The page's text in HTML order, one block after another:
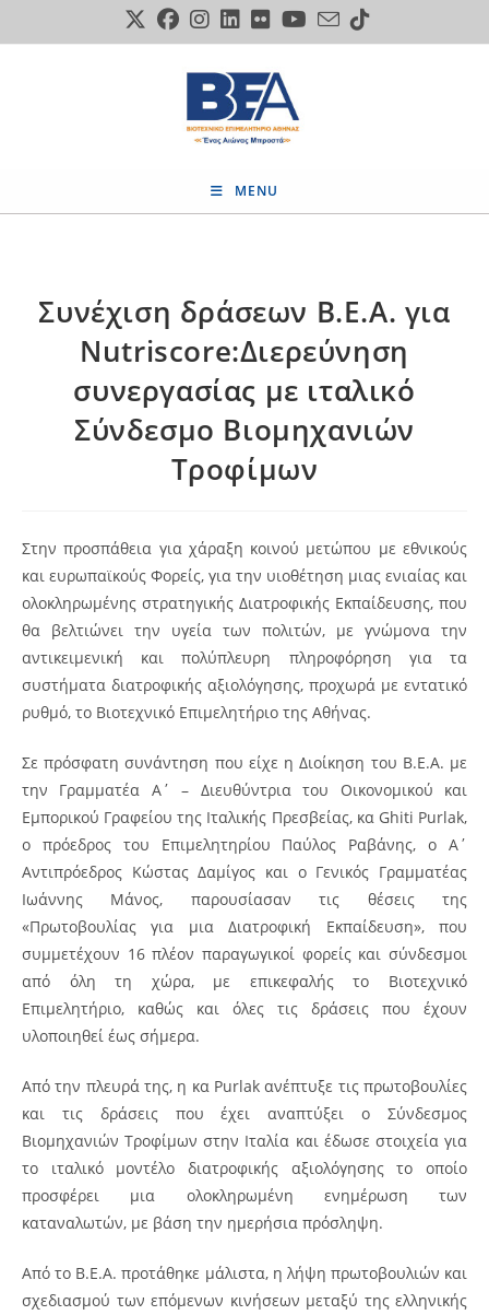
to
MENU
Συνέχιση δράσεων Β.Ε.Α. για
Nutriscore:Διερεύνηση
συνεργασίας με ιταλικό
Σύνδεσμο Βιομηχανιών
Τροφίμων
Στην προσπάθεια για χάραξη κοινού μετώπου με εθνικούς
και ευρωπαϊκούς Φορείς, για την υιοθέτηση μιας ενιαίας και
ολοκληρωμένης στρατηγικής Διατροφικής Εκπαίδευσης, που
θα βελτιώνει την υγεία των πολιτών, με γνώμονα την
αντικειμενική και πολύπλευρη πληροφόρηση για τα
συστήματα διατροφικής αξιολόγησης, προχωρά με εντατικό
ρυθμό, το Βιοτεχνικό Επιμελητήριο της Αθήνας.
Σε πρόσφατη συνάντηση που είχε η Διοίκηση του Β.Ε.Α. με
την Γραμματέα Α΄ – Διευθύντρια του Οικονομικού και
Εμπορικού Γραφείου της Ιταλικής Πρεσβείας, κα Ghiti Purlak,
ο πρόεδρος του Επιμελητηρίου Παύλος Ραβάνης, ο Α΄
Αντιπρόεδρος Κώστας Δαμίγος και ο Γενικός Γραμματέας
Ιωάννης Μάνος, παρουσίασαν τις θέσεις της
«Πρωτοβουλίας για μια Διατροφική Εκπαίδευση», που
συμμετέχουν 16 πλέον παραγωγικοί φορείς και σύνδεσμοι
από όλη τη χώρα, με επικεφαλής το Βιοτεχνικό
Επιμελητήριο, καθώς και όλες τις δράσεις που έχουν
υλοποιηθεί έως σήμερα.
Από την πλευρά της, η κα Purlak ανέπτυξε τις πρωτοβουλίες
και τις δράσεις που έχει αναπτύξει ο Σύνδεσμος
Βιομηχανιών Τροφίμων στην Ιταλία και έδωσε στοιχεία για
το ιταλικό μοντέλο διατροφικής αξιολόγησης το οποίο
προσφέρει μια ολοκληρωμένη ενημέρωση των
καταναλωτών, με βάση την ημερήσια πρόσληψη.
Από το Β.Ε.Α. προτάθηκε μάλιστα, η λήψη πρωτοβουλιών και
σχεδιασμού των επόμενων κινήσεων μεταξύ της ελληνικής